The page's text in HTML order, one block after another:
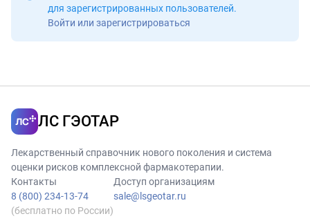
для зарегистрированных пользователей.
Войти или зарегистрироваться
ЛС ГЭОТАР
Лекарственный справочник нового поколения и система
оценки рисков комплексной фармакотерапии.
Контакты
8 (800) 234-13-74
(бесплатно по России)
Доступ организациям
sale@lsgeotar.ru